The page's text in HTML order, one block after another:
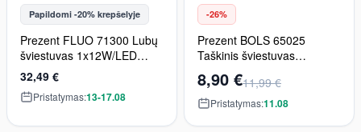
Papildomi -20% krepšelyje
Prezent FLUO 71300 Lubų
šviestuvas 1x12W/LED
850lm IP20
32,49 €
Pristatymas:13-17.08
-26%
Prezent BOLS 65025
Taškinis šviestuvas
1x33W/G9 IP20
8,90 €11,99 €
Pristatymas:11.08